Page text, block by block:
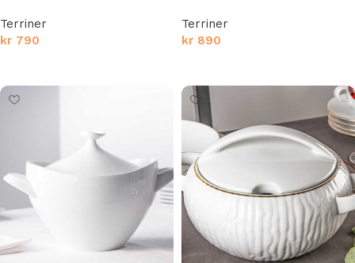
Terriner
kr 790
Terriner
kr 890